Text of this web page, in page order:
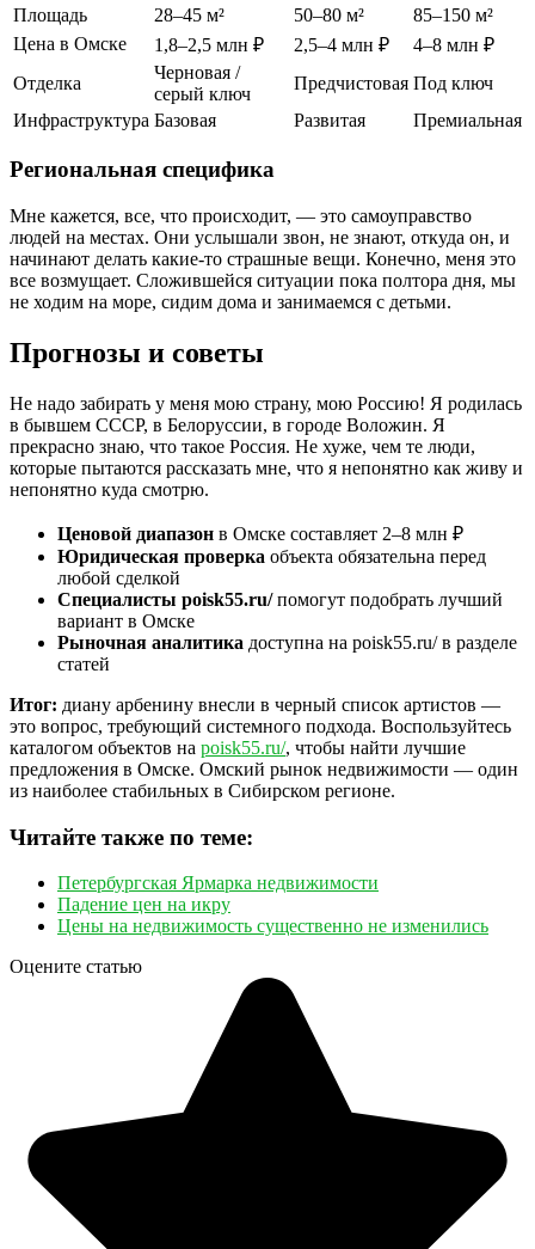
Площадь
28–45 м² 50–80 м²
85–150 м²
Цена в Омске
1,8–2,5 млн ₽ 2,5–4 млн ₽
4–8 млн ₽
Отделка
Черновая /
серый ключ
Предчистовая Под ключ
Инфраструктура Базовая Развитая Премиальная
Региональная специфика
Мне кажется, все, что происходит, — это самоуправство
людей на местах. Они услышали звон, не знают, откуда он, и
начинают делать какие-то страшные вещи. Конечно, меня это
все возмущает. Сложившейся ситуации пока полтора дня, мы
не ходим на море, сидим дома и занимаемся с детьми.
Прогнозы и советы
Не надо забирать у меня мою страну, мою Россию! Я родилась
в бывшем СССР, в Белоруссии, в городе Воложин. Я
прекрасно знаю, что такое Россия. Не хуже, чем те люди,
которые пытаются рассказать мне, что я непонятно как живу и
непонятно куда смотрю.
Ценовой диапазон в Омске составляет 2–8 млн ₽
Юридическая проверка объекта обязательна перед
любой сделкой
Специалисты poisk55.ru/помогут подобрать лучший
вариант в Омске
Рыночная аналитика доступна на poisk55.ru/ в разделе
статей
Итог: диану арбенину внесли в черный список артистов —
это вопрос, требующий системного подхода. Воспользуйтесь
каталогом объектов на poisk55.ru/, чтобы найти лучшие
предложения в Омске. Омский рынок недвижимости — один
из наиболее стабильных в Сибирском регионе.
Читайте также по теме:
Петербургская Ярмарка недвижимости
Падение цен на икру
Цены на недвижимость существенно не изменились
Оцените статью